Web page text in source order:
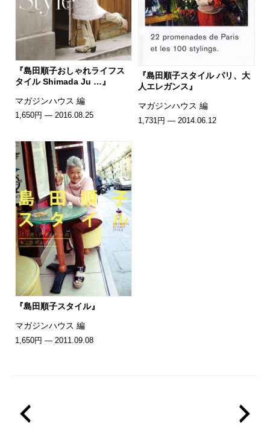
『島田順子おしゃれライフス
タイル Shimada Ju …』
マガジンハウス 編
1,650円 — 2016.08.25
『島田順子スタイル パリ、大
人エレガンス』
マガジンハウス 編
1,731円 — 2014.06.12
『島田順子スタイル』
マガジンハウス 編
1,650円 — 2011.09.08